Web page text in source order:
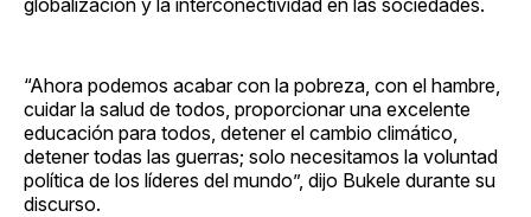
“Ahora podemos acabar con la pobreza, con el hambre,
cuidar la salud de todos, proporcionar una excelente
educación para todos, detener el cambio climático,
detener todas las guerras; solo necesitamos la voluntad
política de los líderes del mundo”, dijo Bukele durante su
discurso.